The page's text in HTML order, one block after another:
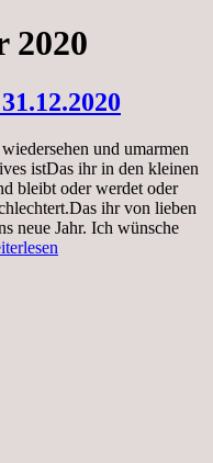
2020
und umarmen
istDas ihr in den kleinen
bleibt oder werdet oder
ihr von lieben
neue Jahr. Ich wünsche